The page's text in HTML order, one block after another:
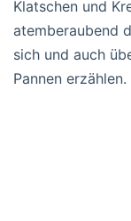
Klatschen und
atemberaubend
sich und auch
Pannen erzählen.